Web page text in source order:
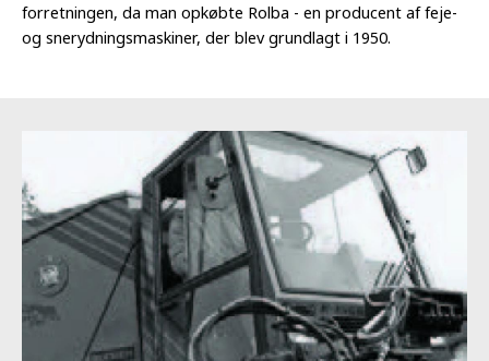
forretningen, da man opkøbte Rolba - en producent af feje-
og snerydningsmaskiner, der blev grundlagt i 1950.